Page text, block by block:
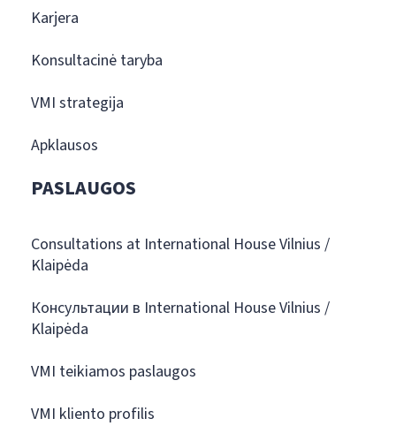
Karjera
Konsultacinė taryba
VMI strategija
Apklausos
PASLAUGOS
Consultations at International House Vilnius /
Klaipėda
Консультации в International House Vilnius /
Klaipėda
VMI teikiamos paslaugos
VMI kliento profilis